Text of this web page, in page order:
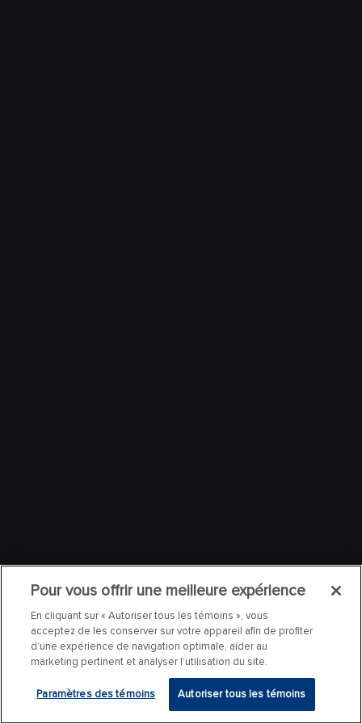
Pour vous offrir une meilleure expérience
En cliquant sur « Autoriser tous les témoins », vous
acceptez de les conserver sur votre appareil afin de profiter
d’une expérience de navigation optimale, aider au
marketing pertinent et analyser l’utilisation du site.
Paramètres des témoins Autoriser tous les témoins